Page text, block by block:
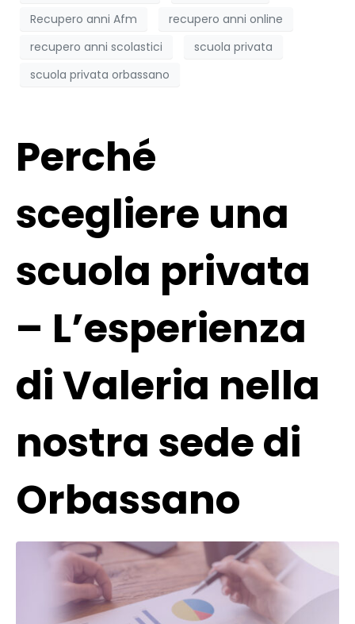
Recupero anni Afm
recupero anni online
recupero anni scolastici
scuola privata
scuola privata orbassano
Perché
scegliere una
scuola privata
– L’esperienza
di Valeria nella
nostra sede di
Orbassano